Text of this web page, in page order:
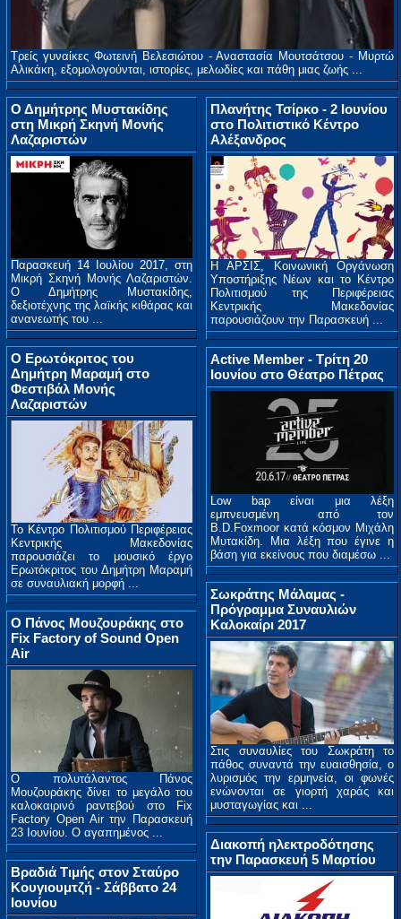
Τρείς γυναίκες Φωτεινή Βελεσιώτου - Αναστασία Μουτσάτσου - Μυρτώ
Αλικάκη, εξομολογούνται, ιστορίες, μελωδίες και πάθη μιας ζωής ...
Ο Δημήτρης Μυστακίδης
στη Μικρή Σκηνή Μονής
Λαζαριστών
Παρασκευή 14 Ιουλίου 2017, στη
Μικρή Σκηνή Μονής Λαζαριστών.
Ο Δημήτρης Μυστακίδης,
δεξιοτέχνης της λαϊκής κιθάρας και
ανανεωτής του ...
Ο Ερωτόκριτος του
Δημήτρη Μαραμή στο
Φεστιβάλ Μονής
Λαζαριστών
Το Κέντρο Πολιτισμού Περιφέρειας
Κεντρικής Μακεδονίας
παρουσιάζει το μουσικό έργο
Ερωτόκριτος του Δημήτρη Μαραμή
σε συναυλιακή μορφή ...
O Πάνος Μουζουράκης στο
Fix Factory of Sound Open
Air
Ο πολυτάλαντος Πάνος
Μουζουράκης δίνει το μεγάλο του
καλοκαιρινό ραντεβού στο Fix
Factory Οpen Air την Παρασκευή
23 Ιουνίου. Ο αγαπημένος ...
Βραδιά Τιμής στον Σταύρο
Κουγιουμτζή - Σάββατο 24
Ιουνίου
Πλανήτης Τσίρκο - 2 Ιουνίου
στο Πολιτιστικό Κέντρο
Αλέξανδρος
Η ΑΡΣΙΣ, Κοινωνική Οργάνωση
Υποστήριξης Νέων και το Κέντρο
Πολιτισμού της Περιφέρειας
Κεντρικής Μακεδονίας
παρουσιάζουν την Παρασκευή ...
Active Member - Τρίτη 20
Ιουνίου στο Θέατρο Πέτρας
Low bap είναι μια λέξη
εμπνευσμένη από τον
B.D.Foxmoor κατά κόσμον Μιχάλη
Μυτακίδη. Μια λέξη που έγινε η
βάση για εκείνους που διαμέσω ...
Σωκράτης Μάλαμας -
Πρόγραμμα Συναυλιών
Καλοκαίρι 2017
Στις συναυλίες του Σωκράτη το
πάθος συναντά την ευαισθησία, ο
λυρισμός την ερμηνεία, οι φωνές
ενώνονται σε γιορτή χαράς και
μυσταγωγίας και ...
Διακοπή ηλεκτροδότησης
την Παρασκευή 5 Μαρτίου